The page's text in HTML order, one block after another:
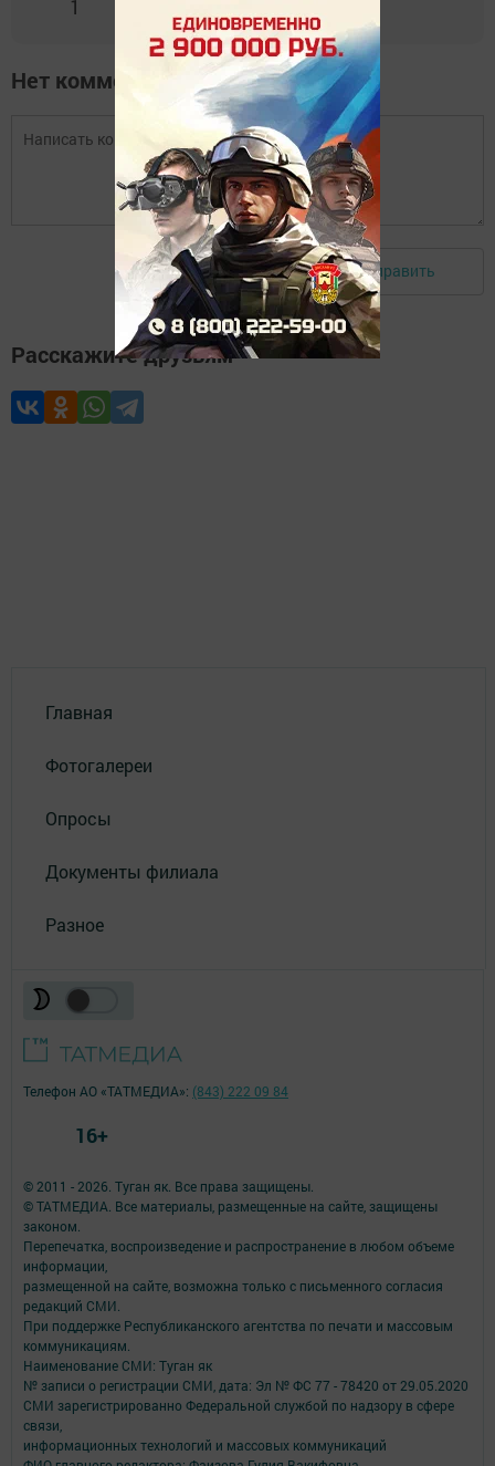
1
Нет комментариев
Авторизоваться Отправить
Расскажите друзьям
Главная
Фотогалереи
Опросы
Документы филиала
Разное
© 2011 - 2026. Туган як. Все права защищены.
© ТАТМЕДИА. Все материалы, размещенные на сайте, защищены
законом.
Перепечатка, воспроизведение и распространение в любом объеме
информации,
размещенной на сайте, возможна только с письменного согласия
редакций СМИ.
При поддержке Республиканского агентства по печати и массовым
коммуникациям.
Наименование СМИ: Туган як
№ записи о регистрации СМИ, дата: Эл № ФС 77 - 78420 от 29.05.2020
СМИ зарегистрированно Федеральной службой по надзору в сфере
связи,
информационных технологий и массовых коммуникаций
Телефон АО «ТАТМЕДИА»: (843) 222 09 84
16+